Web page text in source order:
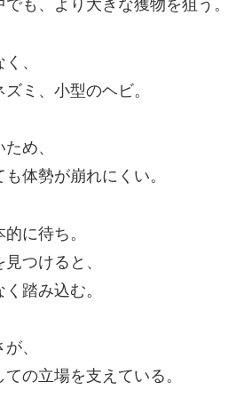
も、より大きな獲物を狙う。
、
ミ、小型のヘビ。
め、
体勢が崩れにくい。
に待ち。
つけると、
踏み込む。
、
の立場を支えている。